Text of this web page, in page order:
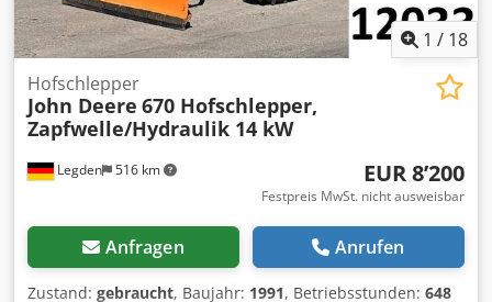
1 / 18
Legden 516 km
Hofschlepper
John Deere 670 Hofschlepper,
Zapfwelle/Hydraulik 14 kW
EUR 8’200
Festpreis MwSt. nicht ausweisbar
Anfragen Anrufen
Zustand: gebraucht, Baujahr: 1991, Betriebsstunden: 648